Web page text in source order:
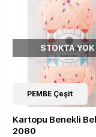
14Çeşit
STOKTA YOK
PEMBE Çeşit
Kartopu Benekli
2080